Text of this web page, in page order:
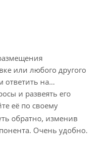
заказ
странице
складе.
– 1-2
заказа в
10 дней
доставке
или любого другого
ответить на
и развеять его
её по своему
обратно, изменив
Очень удобно.